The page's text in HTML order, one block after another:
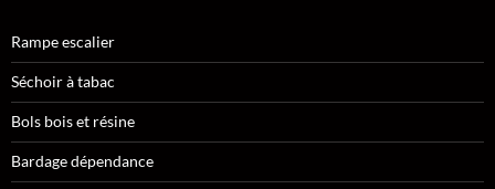
Rampe escalier
Séchoir à tabac
Bols bois et résine
Bardage dépendance